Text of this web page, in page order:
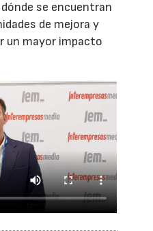
se encuentran
de mejora y
un mayor impacto